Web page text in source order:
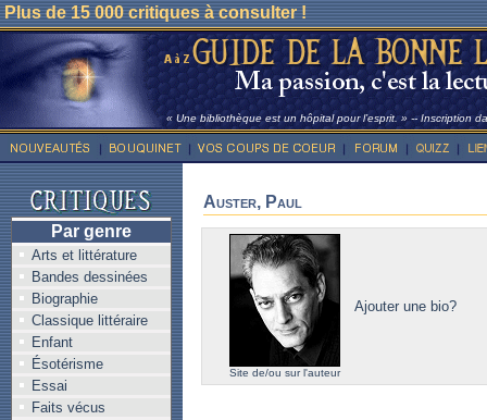
Plus de 15 000 critiques à consulter !
« Une bibliothèque est un hôpital pour l’esprit. » -- Inscription
Par genre
Arts et littérature
Bandes dessinées
Biographie
Classique littéraire
Enfant
Ésotérisme
Essai
Faits vécus
Auster, Paul
Site de/ou sur l'auteur
Ajouter une bio?